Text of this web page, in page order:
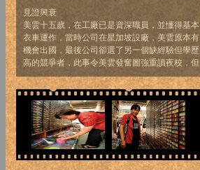
見證興衰
美雲十五歲，在工廠已是資深職員，並懂得基本
衣車運作，當時公司在星加坡設廠，美雲原本有
機會出國，最後公司卻選了另一個缺經驗但學歷
高的競爭者，此事令美雲發奮圖強重讀夜校，但
機會往往一閃而逝，後來美雲二十一歲結婚，開
展了另一種人生。七十年代，美雲隨丈夫輾轉搬
家至上水，七十年代尾至八十年代初，美雲尚可
每星期從深水埗拿貨回家車，早上湊孩子，晚上
「開衣車」。但至85年，這些外發工機會也沒
了，至九十年代初，美雲有幸趕上最後一批工業
潮，在MOTOROLA工廠當女工，由車衣轉做高
科技工廠，三十五歲的美雲要從頭學起，硬記機